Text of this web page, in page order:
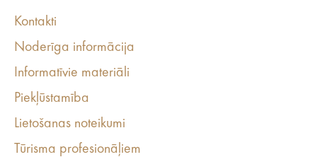
Kontakti
Noderīga informācija
Informatīvie materiāli
Piekļūstamība
Lietošanas noteikumi
Tūrisma profesionāļiem